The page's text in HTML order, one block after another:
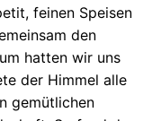
feinen Speisen
den
hatten wir uns
der Himmel alle
gemütlichen